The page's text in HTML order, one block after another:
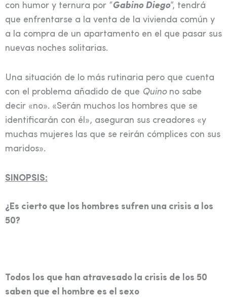
con humor y ternura por “Gabino Diego”, tendrá
que enfrentarse a la venta de la vivienda común y
a la compra de un apartamento en el que pasar sus
nuevas noches solitarias.
Una situación de lo más rutinaria pero que cuenta
con el problema añadido de que Quinono sabe
decir «no». «Serán muchos los hombres que se
identificarán con él», aseguran sus creadores «y
muchas mujeres las que se reirán cómplices con sus
maridos».
SINOPSIS:
¿Es cierto que los hombres sufren una crisis a los
50?
Todos los que han atravesado la crisis de los 50
saben que el hombre es el sexo